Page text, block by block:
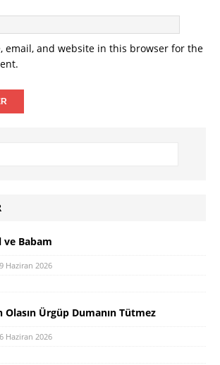
email, and website in this browser for the
ve Babam
Haziran 2026
Olasın Ürgüp Dumanın Tütmez
Haziran 2026